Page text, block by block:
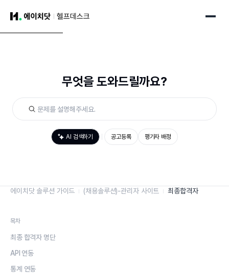
무엇을 도와드릴까요?
AI 검색하기 공고등록 평가자 배정
에이치닷 솔루션 가이드 (채용솔루션)-관리자 사이트 최종합격자
목차
최종 합격자 명단
API 연동
통계 연동